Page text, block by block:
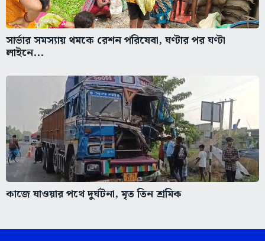
সার্ভার সমস্যায় থমকে রেশন পরিষেবা, ঘণ্টার পর ঘণ্টা
লাইনে...
কাজে যাওয়ার পথে দুর্ঘটনা, মৃত তিন শ্রমিক